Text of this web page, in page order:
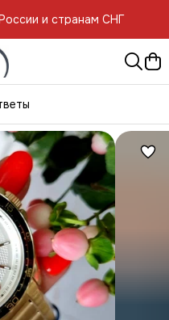
и странам СНГ
и странам СНГ